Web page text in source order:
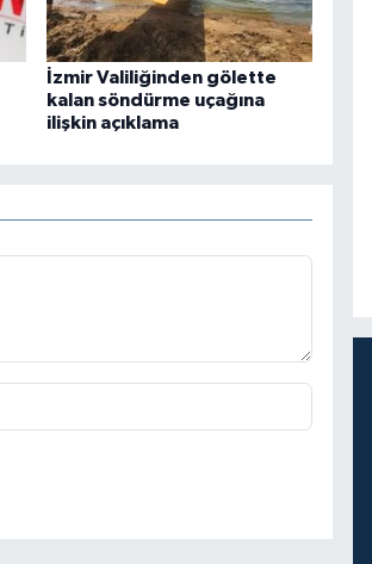
İzmir Valiliğinden gölette
kalan söndürme uçağına
ilişkin açıklama